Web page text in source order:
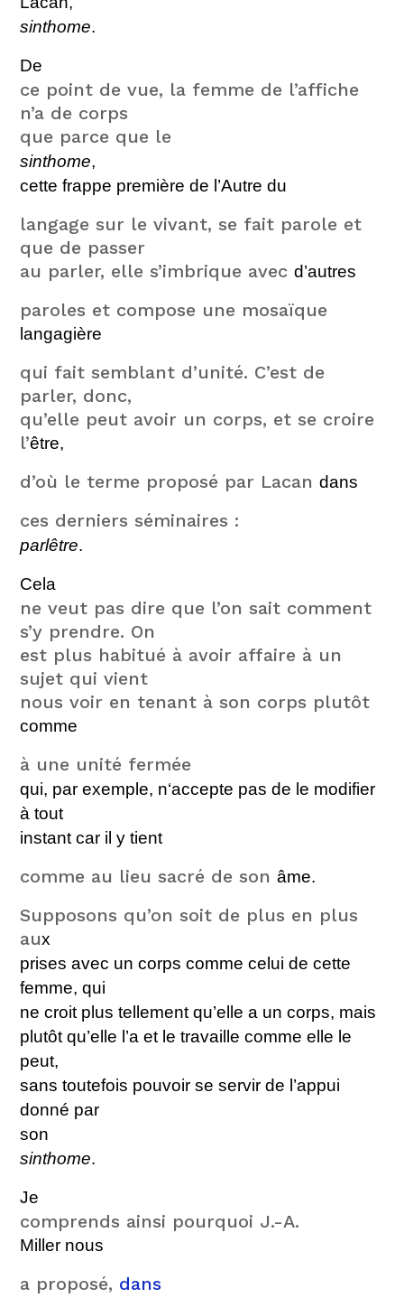
sinthome.
De
ce point de vue, la femme de l’affiche
n’a de corps
que parce que le
sinthome,
cette frappe première de l’Autredu
langage sur le vivant, se fait parole et
que de passer
au parler, elle s’imbrique avecd’autres
paroles et compose une mosaïque
langagière
qui fait semblant d’unité. C’est de
parler, donc,
qu’elle peut avoir un corps, et se croire
l’être,
d’où le terme proposé par Lacandans
ces derniers séminaires :
parlêtre.
Cela
ne veut pas dire que l’on sait comment
s’y prendre. On
est plus habitué à avoir affaire à un
sujet qui vient
nous voir en tenant à son corps plutôt
comme
à une unité fermée
qui, par exemple, n‘accepte pas de le modifier
à tout
instant car il y tient
comme au lieu sacré de sonâme.
Supposons qu’on soit de plus en plus
aux
prises avec un corps comme celui de cette
femme, qui
ne croit plus tellement qu’elle a un corps, mais
plutôt qu’elle l’a et le travaille comme elle le
peut,
sans toutefois pouvoir se servir de l’appui
donné par
son
sinthome.
Je
comprends ainsi pourquoi J.-A.
Miller nous
a proposé, dans